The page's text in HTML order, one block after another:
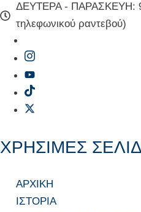
ΔΕΥΤΕΡΑ - ΠΑΡΑΣΚΕΥΗ:
τηλεφωνικού ραντεβού)
ΧΡΗΣΙΜΕΣ
ΑΡΧΙΚΗ
ΙΣΤΟΡΙΑ